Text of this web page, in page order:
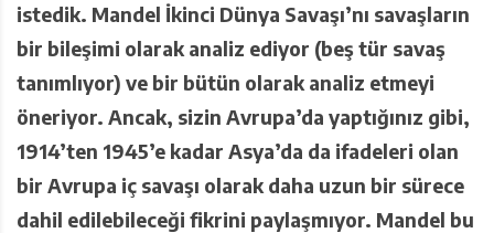
istedik. Mandel İkinci Dünya Savaşı’nı savaşların
bir bileşimi olarak analiz ediyor (beş tür savaş
tanımlıyor) ve bir bütün olarak analiz etmeyi
öneriyor. Ancak, sizin Avrupa’da yaptığınız gibi,
1914’ten 1945’e kadar Asya’da da ifadeleri olan
bir Avrupa iç savaşı olarak daha uzun bir sürece
dahil edilebileceği fikrini paylaşmıyor. Mandel bu